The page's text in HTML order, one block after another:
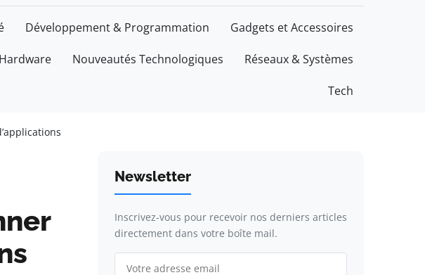
Développement & Programmation Gadgets et Accessoires
Nouveautés Technologiques Réseaux & Systèmes
Tech
Newsletter
Inscrivez-vous pour recevoir nos derniers articles
directement dans votre boîte mail.